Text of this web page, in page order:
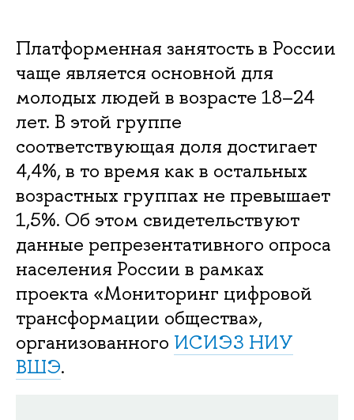
Платформенная занятость в России
чаще является основной для
молодых людей в возрасте 18–24
лет. В этой группе
соответствующая доля достигает
4,4%, в то время как в остальных
возрастных группах не превышает
1,5%. Об этом свидетельствуют
данные репрезентативного опроса
населения России в рамках
проекта «Мониторинг цифровой
трансформации общества»,
организованного ИСИЭЗ НИУ
ВШЭ.